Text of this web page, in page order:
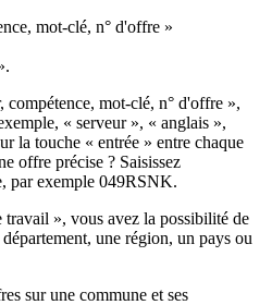
mot-clé, n° d'offre »
compétence, mot-clé, n° d'offre »,
« serveur », « anglais »,
la touche « entrée » entre chaque
offre précise ? Saisissez
par exemple 049RSNK.
travail », vous avez la possibilité de
une région, un pays ou
sur une commune et ses